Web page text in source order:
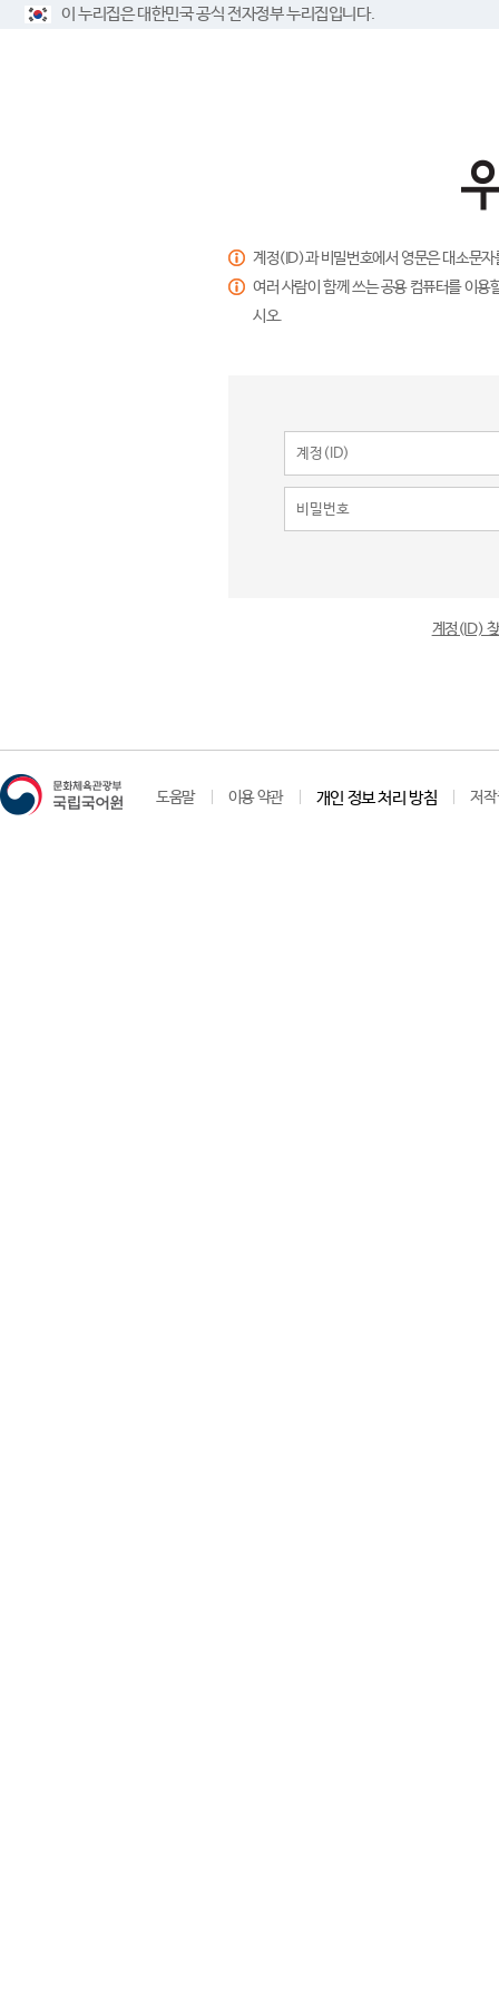
이 누리집은 대한민국 공식 전자정부 누리집입니다.
계정(ID)과 비밀번호에서 영문은 대소문
여러 사람이 함께 쓰는 공용 컴퓨터를 이
시오.
계정(ID)
도움말 이용 약관 개인 정보 처리 방침 저